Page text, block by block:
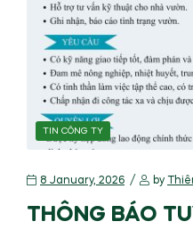
TIN CÔNG TY
8 January, 2026 by
THÔNG BÁO